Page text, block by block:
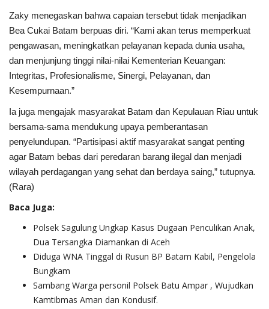
Zaky menegaskan bahwa capaian tersebut tidak menjadikan
Bea Cukai Batam berpuas diri. “Kami akan terus memperkuat
pengawasan, meningkatkan pelayanan kepada dunia usaha,
dan menjunjung tinggi nilai-nilai Kementerian Keuangan:
Integritas, Profesionalisme, Sinergi, Pelayanan, dan
Kesempurnaan.”
Ia juga mengajak masyarakat Batam dan Kepulauan Riau untuk
bersama-sama mendukung upaya pemberantasan
penyelundupan. “Partisipasi aktif masyarakat sangat penting
agar Batam bebas dari peredaran barang ilegal dan menjadi
wilayah perdagangan yang sehat dan berdaya saing,” tutupnya.
(Rara)
Baca Juga:
Polsek Sagulung Ungkap Kasus Dugaan Penculikan Anak,
Dua Tersangka Diamankan di Aceh
Diduga WNA Tinggal di Rusun BP Batam Kabil, Pengelola
Bungkam
Sambang Warga personil Polsek Batu Ampar , Wujudkan
Kamtibmas Aman dan Kondusif.